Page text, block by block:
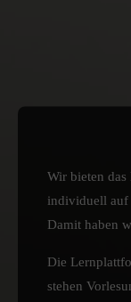
Wir bieten das
individuell auf
Damit haben
Die
stehen